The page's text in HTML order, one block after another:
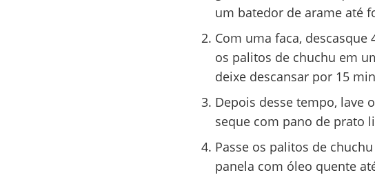
um batedor de arame até
Com uma faca,
os palitos de chuchu em
deixe descansar por 15
Depois desse tempo, lave
seque com pano de prato
Passe os palitos de
panela com óleo quente